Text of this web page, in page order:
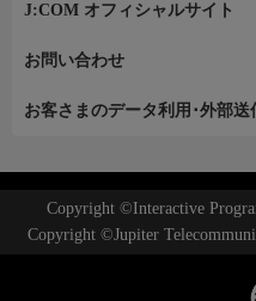
J:COM オフィシャルサイト
お問い合わせ
お客さまのデータ利用･外部送
Copyright ©Interactive
Copyright ©Jupiter